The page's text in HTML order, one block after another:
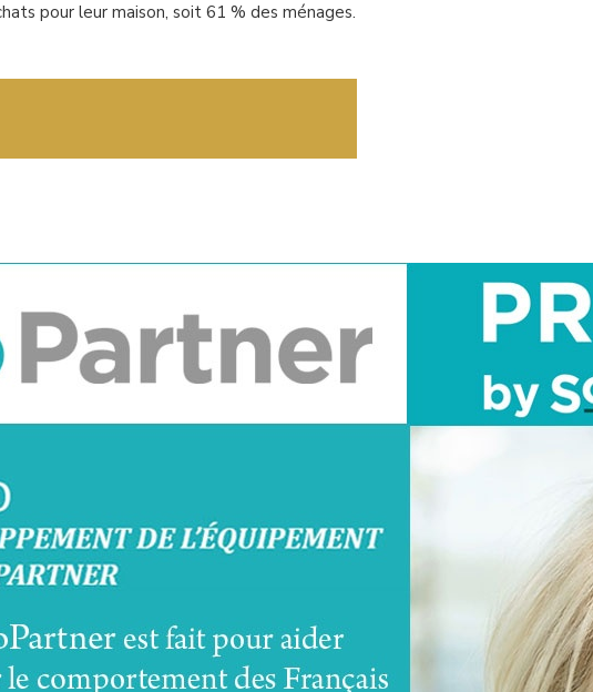
pour leur maison, soit 61 % des ménages.